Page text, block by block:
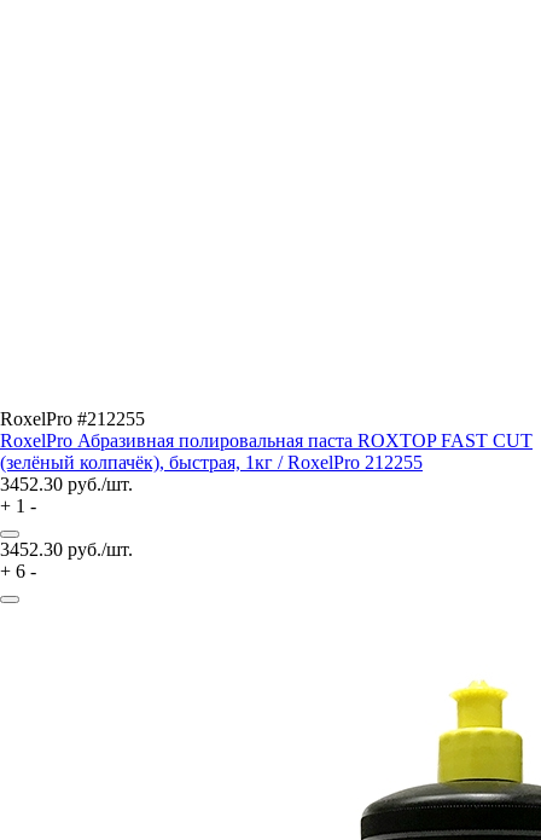
RoxelPro #212255
RoxelPro Абразивная полировальная паста ROXTOP FAST CUT
(зелёный колпачёк), быстрая, 1кг / RoxelPro 212255
3452.30 руб./шт.
+ 1 -
3452.30 руб./шт.
+ 6 -